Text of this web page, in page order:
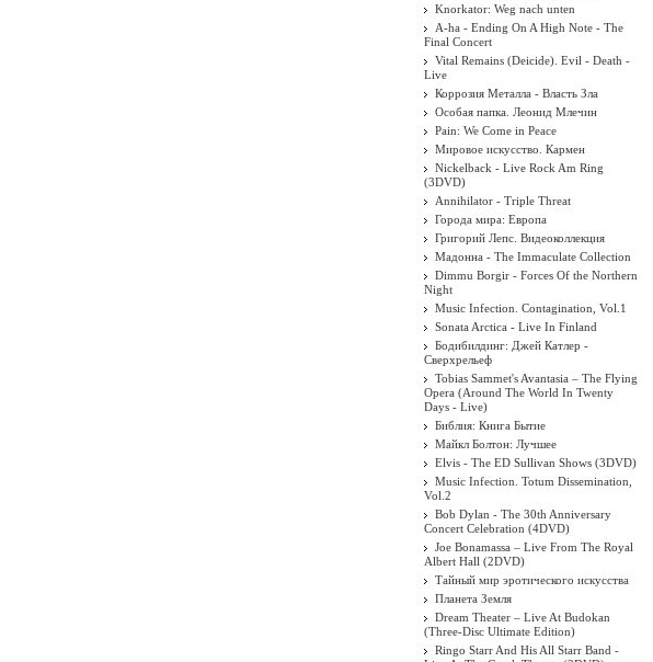
Knorkator: Weg nach unten
A-ha - Ending On A High Note - The
Final Concert
Vital Remains (Deicide). Evil - Death -
Live
Коррозия Металла - Власть Зла
Особая папка. Леонид Млечин
Pain: We Come in Peace
Мировое искусство. Кармен
Nickelback - Live Rock Am Ring
(3DVD)
Annihilator - Triple Threat
Города мира: Европа
Григорий Лепс. Видеоколлекция
Мадонна - The Immaculate Collection
Dimmu Borgir - Forces Of the Northern
Night
Music Infection. Contagination, Vol.1
Sonata Arctica - Live In Finland
Бодибилдинг: Джей Катлер -
Сверхрельеф
Tobias Sammet's Avantasia – The Flying
Opera (Around The World In Twenty
Days - Live)
Библия: Книга Бытие
Майкл Болтон: Лучшее
Elvis - The ED Sullivan Shows (3DVD)
Music Infection. Totum Dissemination,
Vol.2
Bob Dylan - The 30th Anniversary
Concert Celebration (4DVD)
Joe Bonamassa – Live From The Royal
Albert Hall (2DVD)
Тайный мир эротического искусства
Планета Земля
Dream Theater ‎– Live At Budokan
(Three-Disc Ultimate Edition)
Ringo Starr And His All Starr Band -